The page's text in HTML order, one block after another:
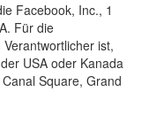
Facebook, Inc., 1
Für die
ist,
USA oder Kanada
Square, Grand